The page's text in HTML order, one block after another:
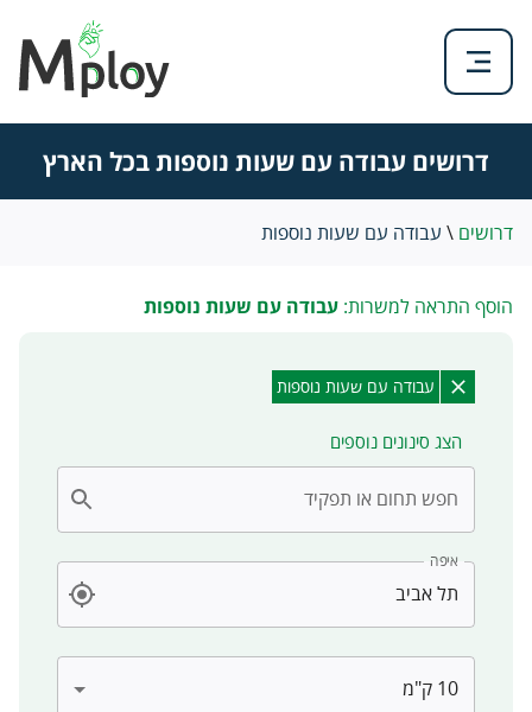
דרושים עבודה עם שעות נוספות בכל הארץ
דרושים \ עבודה עם שעות נוספות
הוסף התראה למשרות: עבודה עם שעות נוספות
עבודה עם שעות נוספות
הצג סינונים נוספים
חפש תחום או תפקיד
איפה